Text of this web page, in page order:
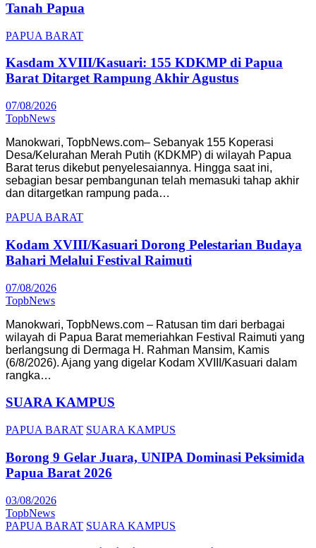
Tanah Papua
PAPUA BARAT
Kasdam XVIII/Kasuari: 155 KDKMP di Papua
Barat Ditarget Rampung Akhir Agustus
07/08/2026
TopbNews
Manokwari, TopbNews.com– Sebanyak 155 Koperasi
Desa/Kelurahan Merah Putih (KDKMP) di wilayah Papua
Barat terus dikebut penyelesaiannya. Hingga saat ini,
sebagian besar pembangunan telah memasuki tahap akhir
dan ditargetkan rampung pada…
PAPUA BARAT
Kodam XVIII/Kasuari Dorong Pelestarian Budaya
Bahari Melalui Festival Raimuti
07/08/2026
TopbNews
Manokwari, TopbNews.com – Ratusan tim dari berbagai
wilayah di Papua Barat memeriahkan Festival Raimuti yang
berlangsung di Dermaga H. Rahman Mansim, Kamis
(6/8/2026). Ajang yang digelar Kodam XVIII/Kasuari dalam
rangka…
SUARA KAMPUS
PAPUA BARAT SUARA KAMPUS
Borong 9 Gelar Juara, UNIPA Dominasi Peksimida
Papua Barat 2026
03/08/2026
TopbNews
PAPUA BARAT SUARA KAMPUS